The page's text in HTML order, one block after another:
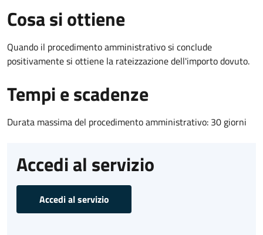
Cosa si ottiene
Quando il procedimento amministrativo si conclude
positivamente si ottiene la rateizzazione dell'importo dovuto.
Tempi e scadenze
Durata massima del procedimento amministrativo: 30 giorni
Accedi al servizio
Accedi al servizio